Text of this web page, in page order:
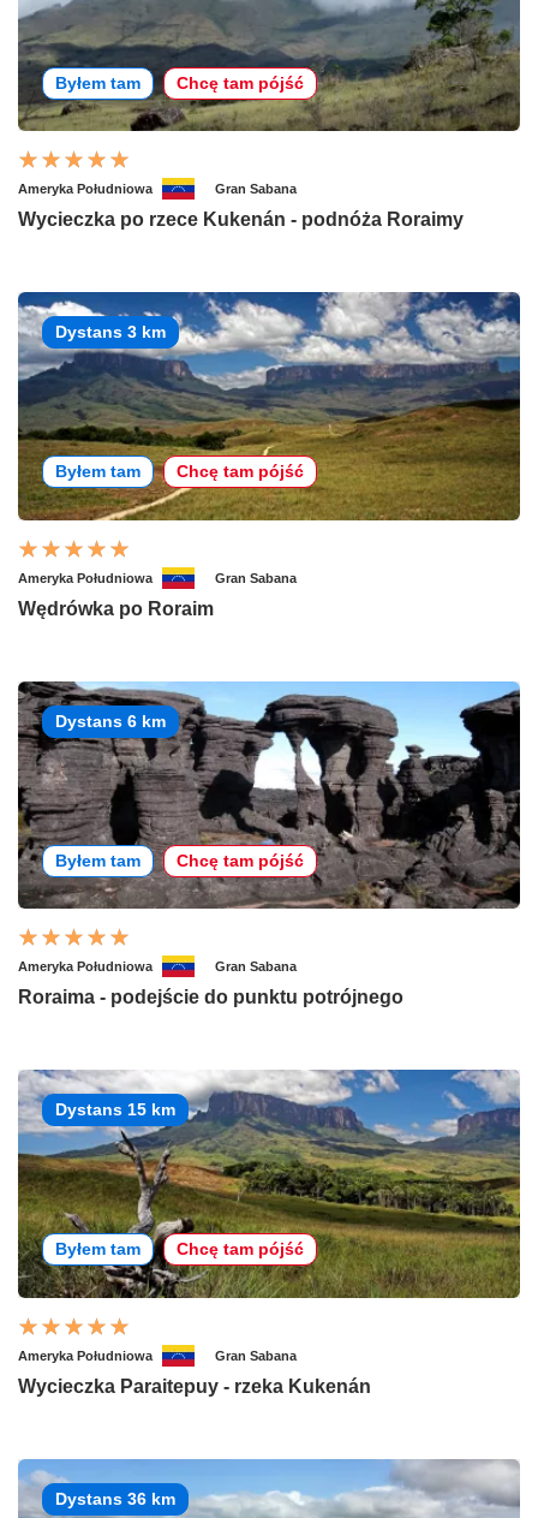
Byłem tam Chcę tam pójść
Ameryka Południowa Gran Sabana
Wycieczka po rzece Kukenán - podnóża Roraimy
Dystans 3 km
Byłem tam Chcę tam pójść
Ameryka Południowa Gran Sabana
Wędrówka po Roraim
Dystans 6 km
Byłem tam Chcę tam pójść
Ameryka Południowa Gran Sabana
Roraima - podejście do punktu potrójnego
Dystans 15 km
Byłem tam Chcę tam pójść
Ameryka Południowa Gran Sabana
Wycieczka Paraitepuy - rzeka Kukenán
Dystans 36 km